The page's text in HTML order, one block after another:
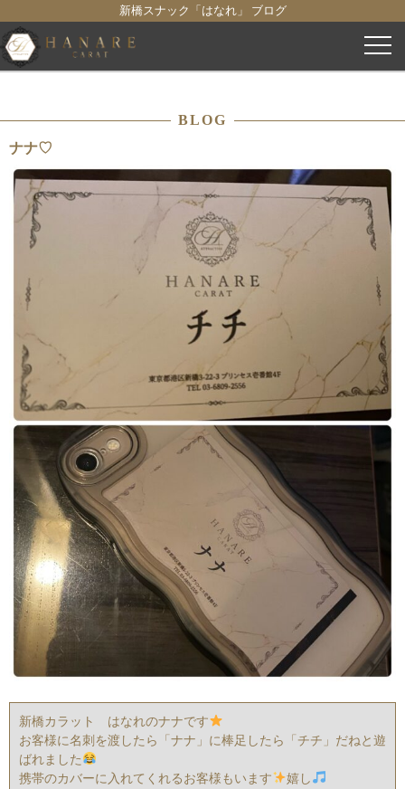
新橋スナック「はなれ」 ブログ
コ
ン
ツ
プ
BLOG
ナナ♡
新橋カラット はなれのナナです
お客様に名刺を渡したら「ナナ」に棒足したら「チチ」だねと遊
ばれました
携帯のカバーに入れてくれるお客様もいます
嬉し